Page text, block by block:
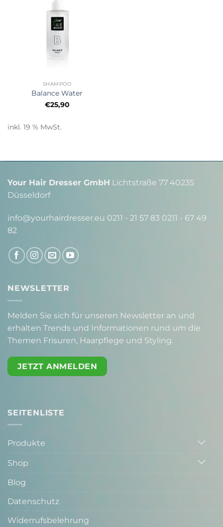
SHAMPOO
Balance Water
€25,90
inkl. 19 % MwSt.
Your Hair Dresser GmbH Lichtstraße 77 40235
Düsseldorf
info@yourhairdresser.eu 0211 - 21 57 83 0211 - 67 49
82
NEWSLETTER
Melden Sie sich für unseren Newsletter an und
erhalten Trends und Informationen rund um die
Themen Frisuren, Haarpflege und Styling.
JETZT ANMELDEN
SEITENLISTE
Produkte
Shop
Blog
Datenschutz
Widerrufsbelehrung